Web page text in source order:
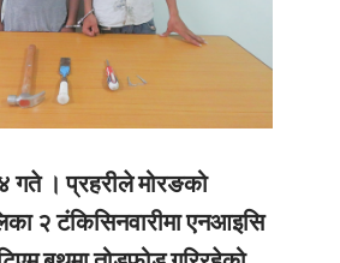
गते । प्रहरीले मोरङको
२ टंकिसिनवारीमा एनआइसि